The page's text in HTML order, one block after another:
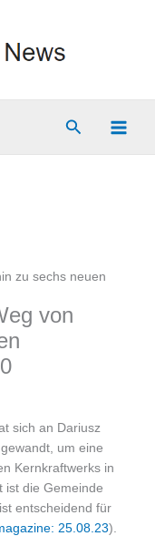
Suchen
zu sechs neuen
von
sich an Dariusz
um eine
Kernkraftwerks in
ist die Gemeinde
entscheidend für
25.08.23).